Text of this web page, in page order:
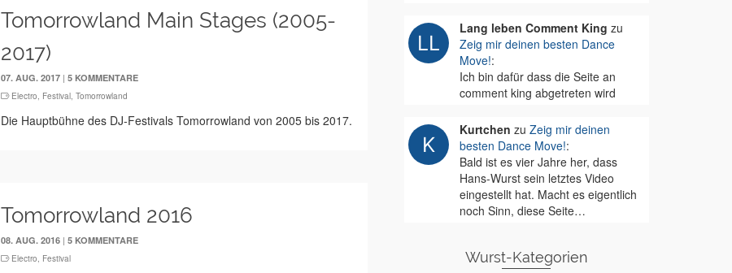
Tomorrowland Main Stages (2005-
2017)
07. AUG. 2017 |5 KOMMENTARE
Electro Festival ,Tomorrowland
Die Hauptbühne des DJ-Festivals Tomorrowland von 2005 bis 2017.
Tomorrowland 2016
08. AUG. 2016 |5 KOMMENTARE
Electro Festival
Lang leben Comment King zu
Zeig mir deinen besten Dance
Move!:
Ich bin dafür dass die Seite an
comment king abgetreten wird
Kurtchen zu Zeig mir deinen
besten Dance Move!:
Bald ist es vier Jahre her, dass
Hans-Wurst sein letztes Video
eingestellt hat. Macht es eigentlich
noch Sinn, diese Seite…
Wurst-Kategorien